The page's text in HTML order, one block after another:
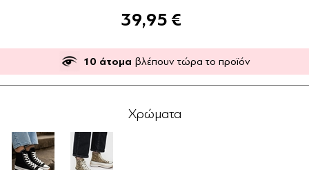
39,95 €
10 άτομα βλέπουν τώρα το προϊόν
Χρώματα